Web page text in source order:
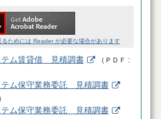
ためには Reader が必要な場合があります
ム賃貸借 見積調書 （ ＰＤＦ
ム保守業務委託 見積調書
ム保守業務委託 見積調書